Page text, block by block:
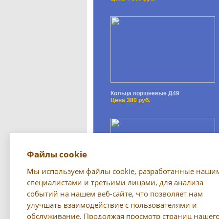
Кольца поршневые Д49
Цена 380 руб.
Светильник (переноска) РП-79
Все предложения →
Файлы cookie
Мы используем файлы cookie, разработанные
специалистами и третьими лицами, для анализа
событий на нашем веб-сайте, что позволяет нам
улучшать взаимодействие с пользователями и
обслуживание. Продолжая просмотр страниц